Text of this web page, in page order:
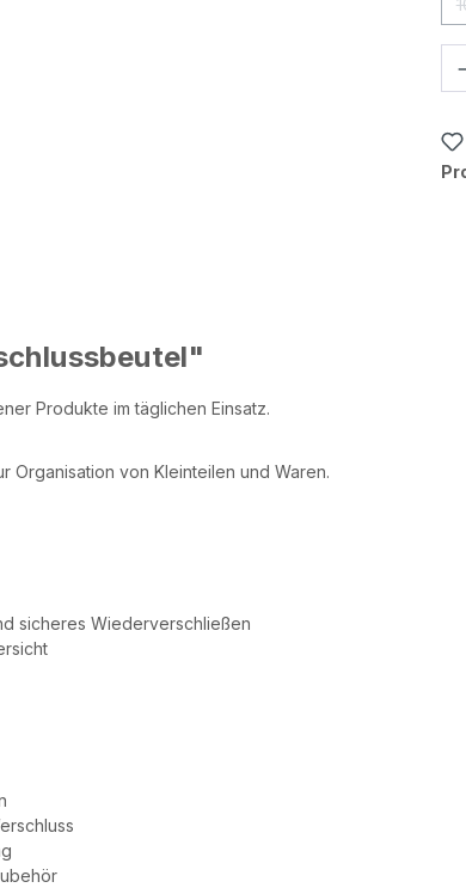
Produkte im täglichen Einsatz.
Organisation von Kleinteilen und Waren.
sicheres Wiederverschließen